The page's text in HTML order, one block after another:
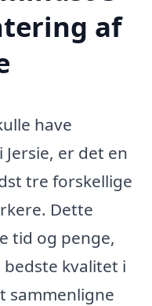
af
have
er det en
tre forskellige
Dette
tid og penge,
kvalitet i
sammenligne